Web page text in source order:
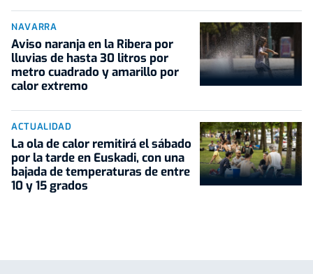
NAVARRA
Aviso naranja en la Ribera por
lluvias de hasta 30 litros por
metro cuadrado y amarillo por
calor extremo
ACTUALIDAD
La ola de calor remitirá el sábado
por la tarde en Euskadi, con una
bajada de temperaturas de entre
10 y 15 grados